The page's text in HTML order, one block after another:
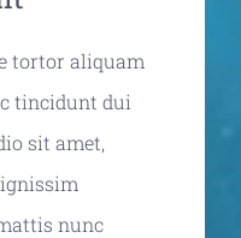
tortor aliquam
tincidunt dui
sit amet,
nunc